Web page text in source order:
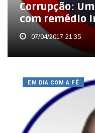
Corrupção:
com remédio
07/04/2017 21:35
EM DIA COM A FÉ